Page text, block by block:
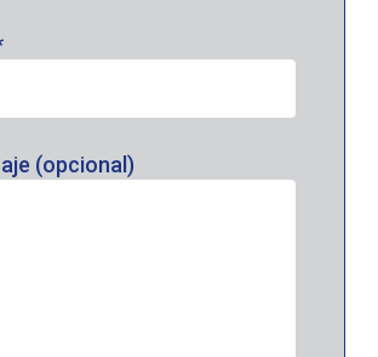
(opcional)